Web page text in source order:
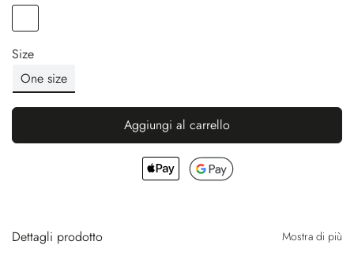
Size
One size
Aggiungi al carrello
Dettagli prodotto Mostra di più